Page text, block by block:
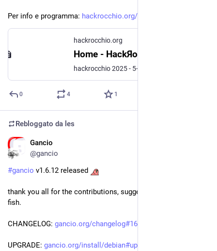
Per info e programma: hackrocchio.org/
hackrocchio.org
Home - HackЯocchio
0 4 1
Rebloggato da les
Gancio
@gancio
#gancio v1.6.12 released
thank you all for the contributions, suggestions and all the
fish.
CHANGELOG: gancio.org/changelog#1612---12
UPGRADE: gancio.org/install/debian#upgr